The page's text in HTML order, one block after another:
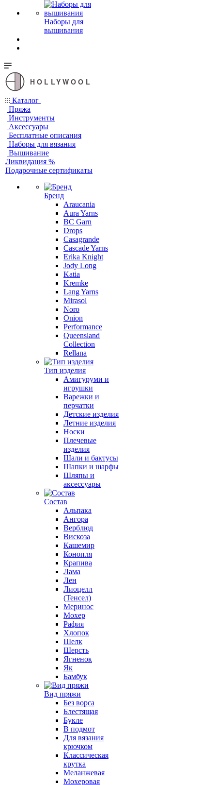
Наборы для
вышивания
HOLLYWOOL
Каталог
Пряжа
Инструменты
Аксессуары
Бесплатные описания
Наборы для вязания
Вышивание
Ликвидация %
Подарочные сертификаты
Бренд
Araucania
Aura Yarns
BC Garn
Drops
Casagrande
Cascade Yarns
Erika Knight
Jody Long
Katia
Kremke
Lang Yarns
Mirasol
Noro
Onion
Performance
Queensland
Collection
Rellana
Тип изделия
Амигуруми и
игрушки
Варежки и
перчатки
Детские изделия
Летние изделия
Носки
Плечевые
изделия
Шали и бактусы
Шапки и шарфы
Шляпы и
аксессуары
Состав
Альпака
Ангора
Верблюд
Вискоза
Кашемир
Конопля
Крапива
Лама
Лен
Лиоцелл
(Тенсел)
Меринос
Мохер
Рафия
Хлопок
Шелк
Шерсть
Ягненок
Як
Бамбук
Вид пряжи
Без ворса
Блестящая
Букле
В подмот
Для вязания
крючком
Классическая
крутка
Меланжевая
Мохеровая